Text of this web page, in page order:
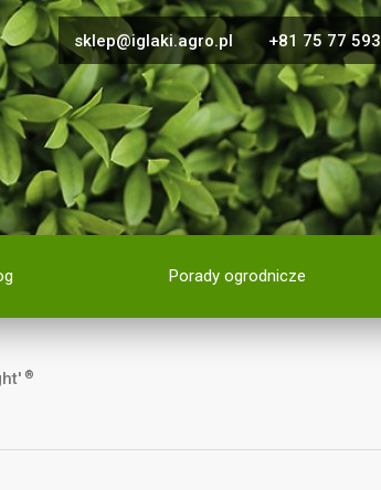
sklep@iglaki.agro.pl +81 75 77 593
Porady ogrodnicze
®